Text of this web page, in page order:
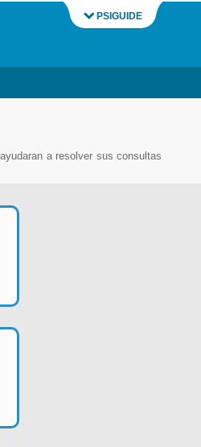
PSIGUIDE
a resolver sus consultas